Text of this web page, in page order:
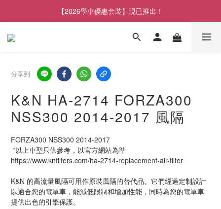
【2026學車優惠套裝】現已推出！
分享到
K&N HA-2714 FORZA300
NSS300 2014-2017 風隔
FORZA300 NSS300 2014-2017
*以上車型只供參考，以官方網站為準
https://www.knfilters.com/ha-2714-replacement-air-filter
K&N 的高流量風隔可用作原裝風隔的替代品。它們經過定制設計
以適合您的電單車，能減低限制和增加性能，同時為您的電單車
提供出色的引擎保護。